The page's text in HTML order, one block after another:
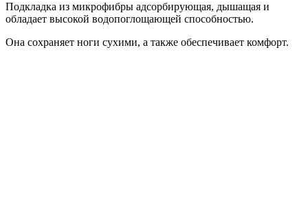
Подкладка из микрофибры адсорбирующая, дышащая и
обладает высокой водопоглощающей способностью.
Она сохраняет ноги сухими, а также обеспечивает комфорт.